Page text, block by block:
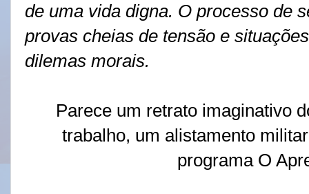
de uma vida digna. O processo de
provas cheias de tensão e
dilemas morais.
Parece um retrato imaginativo
trabalho, um alistamento
programa O